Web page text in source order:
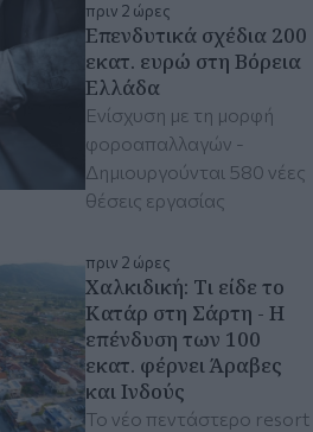
πριν 2 ώρες
Επενδυτικά σχέδια 200
εκατ. ευρώ στη Βόρεια
Ελλάδα
Ενίσχυση με τη μορφή
φοροαπαλλαγών -
Δημιουργούνται 580 νέες
θέσεις εργασίας
πριν 2 ώρες
Χαλκιδική: Τι είδε το
Κατάρ στη Σάρτη - Η
επένδυση των 100
εκατ. φέρνει Άραβες
και Ινδούς
Το νέο πεντάστερο resort